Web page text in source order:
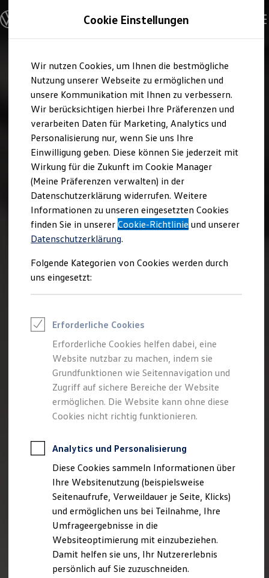
Hauptinhalt
springen
Footer
springen
Modelle und Konfigurator
Konfigurator
Modelle vergleichen
Elektroautos
ENERGY Sondermodelle
Nutzfahrzeuge
SUV und CUV
Familienautos
Kombis
Kompaktwagen
Sportwagen
Schnell verfügbare Fahrzeuge
Angebote und Produkte
Aktuelle Angebote
E-Auto-Förderung
Volkswagen Marktplatz
Die ENERGY Sondermodelle
Junge Gebrauchtwagen und Gebrauchtwagen
Volkswagen Zertifizierte Gebrauchtwagen
Elektromobilität bei Gebrauchtwagen
Saisonangebote
Reifenpakete
Leasing
Leasing-Angebote
Elektroauto Leasing
Kleinwagen-Leasing
Leasing ohne Anzahlung
Finanzierung
Autokredit mit Schlussrate
Versicherungen und Garantien
Kfz-Versicherung
Restschuldversicherungen
Garantien
Professional Class bei Volkswagen
Behörden
Direktkunden
Sonderfahrzeuge
Anpfiff zum Gewinn
Elektromobilität
Elektroautos
ID. Tutorials
Elektrofahrzeugkonzepte
ID. EVERY1
Reichweite
Cookie Einstellungen
Wir nutzen Cookies, um Ihnen die bestmögliche
Nutzung unserer Webseite zu ermöglichen und
unsere Kommunikation mit Ihnen zu verbessern.
Wir berücksichtigen hierbei Ihre Präferenzen und
verarbeiten Daten für Marketing, Analytics und
Personalisierung nur, wenn Sie uns Ihre
Einwilligung geben. Diese können Sie jederzeit mit
Wirkung für die Zukunft im Cookie Manager
(Meine Präferenzen verwalten) in der
Datenschutzerklärung widerrufen. Weitere
Informationen zu unseren eingesetzten Cookies
finden Sie in unsererCookie-Richtlinie und unserer
Datenschutzerklärung.
Folgende Kategorien von Cookies werden durch
uns eingesetzt:
Erforderliche Cookies
Erforderliche Cookies helfen dabei, eine
Website nutzbar zu machen, indem sie
Grundfunktionen wie Seitennavigation und
Zugriff auf sichere Bereiche der Website
ermöglichen. Die Website kann ohne diese
Cookies nicht richtig funktionieren.
Analytics und Personalisierung
Diese Cookies sammeln Informationen über
Ihre Websitenutzung (beispielsweise
Seitenaufrufe, Verweildauer je Seite, Klicks)
und ermöglichen uns bei Teilnahme, Ihre
Umfrageergebnisse in die
Websiteoptimierung mit einzubeziehen.
Damit helfen sie uns, Ihr Nutzererlebnis
persönlich auf Sie zuzuschneiden.